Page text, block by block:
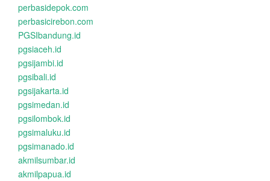
perbasidepok.com
perbasicirebon.com
PGSIbandung.id
pgsiaceh.id
pgsijambi.id
pgsibali.id
pgsijakarta.id
pgsimedan.id
pgsilombok.id
pgsimaluku.id
pgsimanado.id
akmilsumbar.id
akmilpapua.id